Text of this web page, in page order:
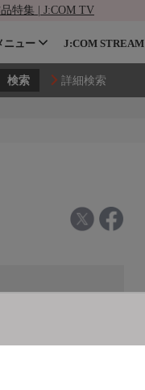
特集 | J:COM TV
ニュー J:COM STREAM
詳細検索